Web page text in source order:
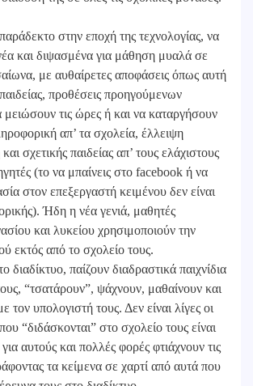
στην εποχή της τεχνολογίας, να
και διψασμένα για μάθηση μυαλά σε
με αυθαίρετες αποφάσεις όπως αυτή
προθέσεις προηγούμενων
τις ώρες ή και να καταργήσουν
απ’ τα σχολεία, έλλειψη
σχετικής παιδείας απ’ τους ελάχιστους
(το να μπαίνεις στο facebook ή να
στον επεξεργαστή κειμένου δεν είναι
Ήδη η νέα γενιά, μαθητές
και λυκείου χρησιμοποιούν την
εκτός από το σχολείο τους.
διαδίκτυο, παίζουν διαδραστικά παιχνίδια
“τσατάρουν”, ψάχνουν, μαθαίνουν και
τον υπολογιστή τους. Δεν είναι λίγες οι
“διδάσκονται” στο σχολείο τους είναι
αυτούς και πολλές φορές φτιάχνουν τις
τα κείμενα σε χαρτί από αυτά που